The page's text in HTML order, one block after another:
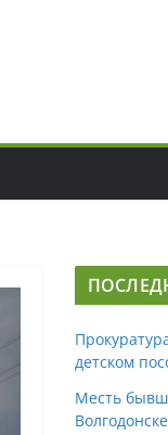
детском
Месть
Волгодонске